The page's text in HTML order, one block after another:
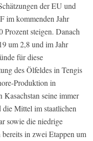
der EU und
im kommenden Jahr
steigen. Danach
um 2,8 und im Jahr
für diese
des Ölfeldes in Tengis
Produktion in
Kasachstan seine immer
die Mittel im staatlichen
sowie die niedrige
in zwei Etappen um